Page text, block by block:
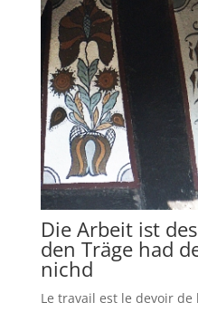
Die Arbeit ist
den Träge had
nichd
Le travail est le devoir de